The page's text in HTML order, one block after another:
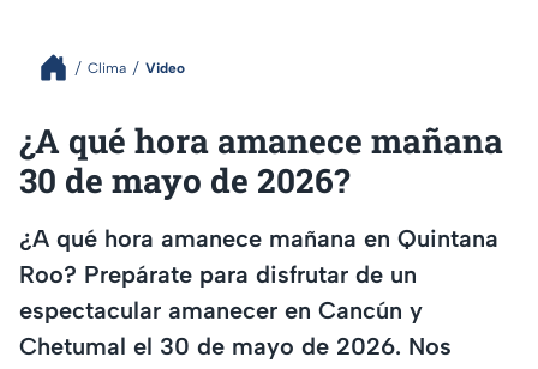
Clima Video
¿A qué hora amanece mañana
30 de mayo de 2026?
¿A qué hora amanece mañana en Quintana
Roo? Prepárate para disfrutar de un
espectacular amanecer en Cancún y
Chetumal el 30 de mayo de 2026. Nos